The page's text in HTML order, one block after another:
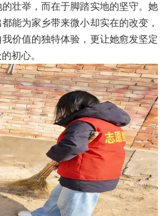
壮举，而在于脚踏实地的坚守。她
能为家乡带来微小却实在的改变，
价值的独特体验，更让她愈发坚定
初心。